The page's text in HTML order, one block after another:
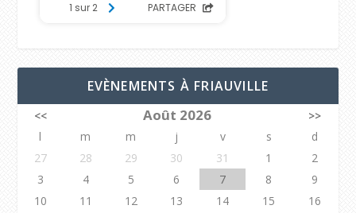
EVÈNEMENTS À FRIAUVILLE
<< Août 2026
>>
l
m m j v s
d
27
28 29 30 31 1
2
3
4 5 6 7 8
9
10
11 12 13 14 15
16